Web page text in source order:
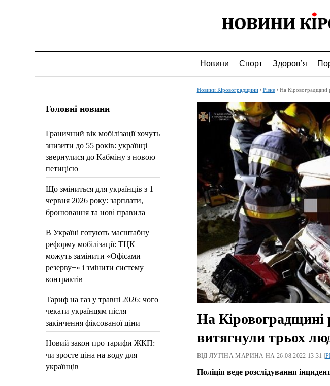
Новини Спорт Здоров’я
Головні новини
Граничний вік мобілізації хочуть
знизити до 55 років: українці
звернулися до Кабміну з новою
петицією
Що зміниться для українців з 1
червня 2026 року: зарплати,
бронювання та нові правила
В Україні готують масштабну
реформу мобілізації: ТЦК
можуть замінити «Офісами
резерву+» і змінити систему
контрактів
Тариф на газ у травні 2026: чого
чекати українцям після
закінчення фіксованої ціни
Новий закон про тарифи ЖКП:
чи зросте ціна на воду для
українців
Новини Кіровоградщини/ Різне/ На Кіровоградщині
На Кіровоградщині
витягнули трьох
ВІД ЛУГІНА МАРИНА НА 26.08.2022 13:31 |
Поліція веде розслідування